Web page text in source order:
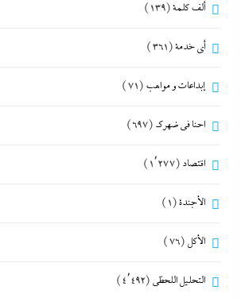
ألف كلمة(139)
أي خدمة(361)
إبداعات و مواهب (71)
احنا في ضهرك (697)
اقتصاد (1٬277)
الأجندة(1)
الأكل (76)
التحليل اللحظي (4٬492)